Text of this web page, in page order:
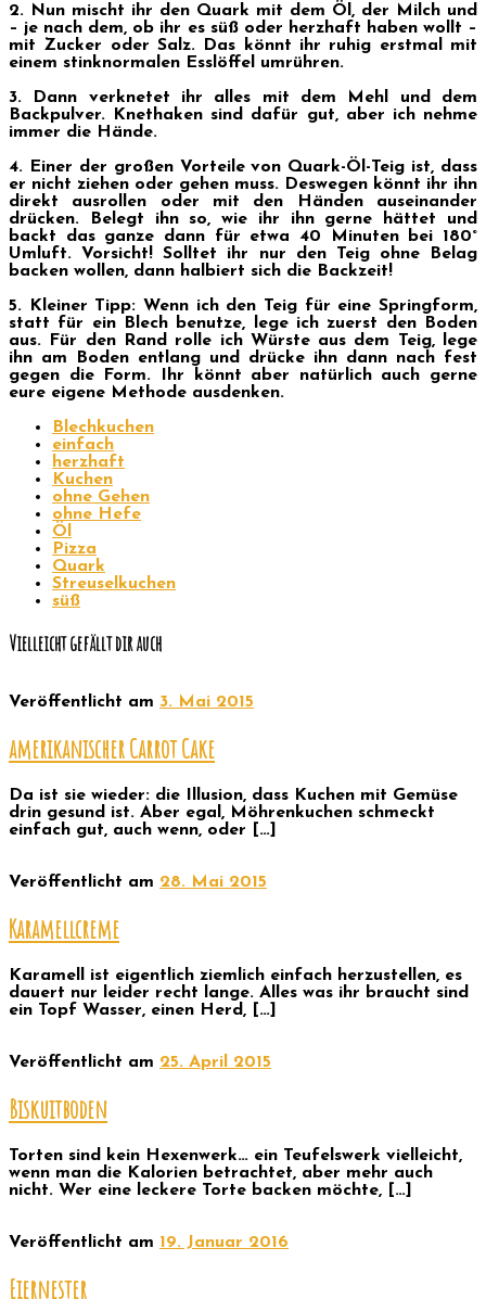
2. Nun mischt ihr den Quark mit dem Öl, der Milch und
– je nach dem, ob ihr es süß oder herzhaft haben wollt –
mit Zucker oder Salz. Das könnt ihr ruhig erstmal mit
einem stinknormalen Esslöffel umrühren.
3. Dann verknetet ihr alles mit dem Mehl und dem
Backpulver. Knethaken sind dafür gut, aber ich nehme
immer die Hände.
4. Einer der großen Vorteile von Quark-Öl-Teig ist, dass
er nicht ziehen oder gehen muss. Deswegen könnt ihr ihn
direkt ausrollen oder mit den Händen auseinander
drücken. Belegt ihn so, wie ihr ihn gerne hättet und
backt das ganze dann für etwa 40 Minuten bei 180°
Umluft. Vorsicht! Solltet ihr nur den Teig ohne Belag
backen wollen, dann halbiert sich die Backzeit!
5. Kleiner Tipp: Wenn ich den Teig für eine Springform,
statt für ein Blech benutze, lege ich zuerst den Boden
aus. Für den Rand rolle ich Würste aus dem Teig, lege
ihn am Boden entlang und drücke ihn dann nach fest
gegen die Form. Ihr könnt aber natürlich auch gerne
eure eigene Methode ausdenken.
Blechkuchen
einfach
herzhaft
Kuchen
ohne Gehen
ohne Hefe
Öl
Pizza
Quark
Streuselkuchen
süß
Vielleicht gefällt dir auch
Veröffentlicht am 3. Mai 2015
amerikanischer Carrot Cake
Da ist sie wieder: die Illusion, dass Kuchen mit Gemüse
drin gesund ist. Aber egal, Möhrenkuchen schmeckt
einfach gut, auch wenn, oder […]
Veröffentlicht am 28. Mai 2015
Karamellcreme
Karamell ist eigentlich ziemlich einfach herzustellen, es
dauert nur leider recht lange. Alles was ihr braucht sind
ein Topf Wasser, einen Herd, […]
Veröffentlicht am 25. April 2015
Biskuitboden
Torten sind kein Hexenwerk… ein Teufelswerk vielleicht,
wenn man die Kalorien betrachtet, aber mehr auch
nicht. Wer eine leckere Torte backen möchte, […]
Veröffentlicht am 19. Januar 2016
Eiernester